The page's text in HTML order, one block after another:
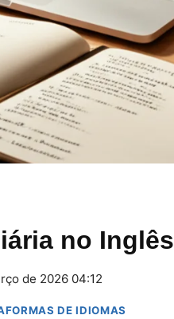
no Inglês
de 2026 04:12
DE IDIOMAS